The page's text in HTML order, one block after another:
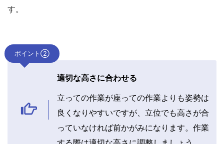
す。
ポイント②
適切な高さに合わせる
立っての作業が座っての作業よりも姿勢は
良くなりやすいですが、立位でも高さが合
っていなければ前かがみになります。作業